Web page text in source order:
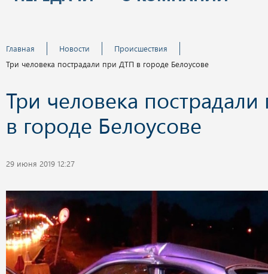
Главная Новости
Происшествия
Три человека пострадали при ДТП в городе Белоусове
Три человека
в городе Белоусове
29 июня 2019 12:27